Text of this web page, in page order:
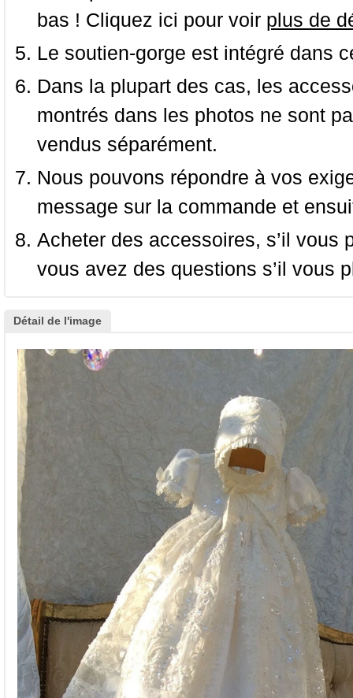
bas ! Cliquez ici pour voir plus de
Le soutien-gorge est intégré dans
Dans la plupart des cas, les
montrés dans les photos ne sont
vendus séparément.
Nous pouvons répondre à vos
message sur la commande et
Acheter des accessoires, s’il
vous avez des questions s’il vous
Détail de l'image